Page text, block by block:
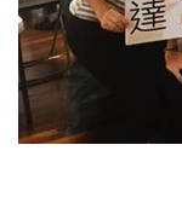
仿生獸